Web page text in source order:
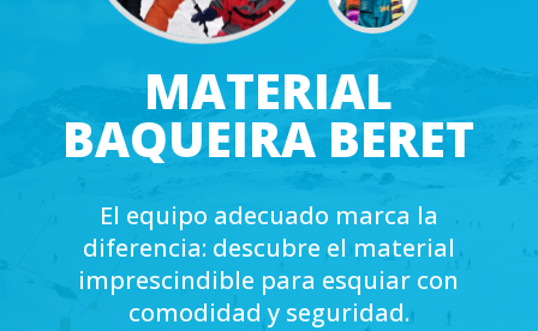
MATERIAL
BAQUEIRA BERET
El equipo adecuado marca la
diferencia: descubre el material
imprescindible para esquiar con
comodidad y seguridad.